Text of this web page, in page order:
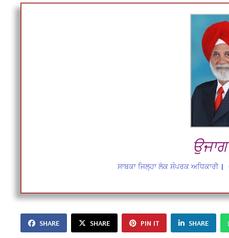
ਸਾਬਕਾ ਜਿਲ੍ਹਾ ਲੋਕ ਸੰਪਰਕ ਅਧਿਕਾਰੀ |
SHARE SHARE PIN IT SHARE